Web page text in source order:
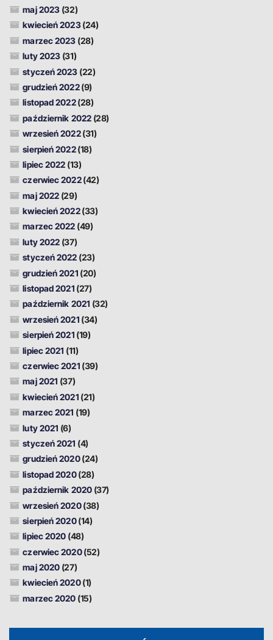
maj 2023 (32)
kwiecień 2023(24)
marzec 2023 (28)
luty 2023 (31)
styczeń 2023 (22)
grudzień 2022(9)
listopad 2022(28)
październik 2022(28)
wrzesień 2022(31)
sierpień 2022(18)
lipiec 2022 (13)
czerwiec 2022(42)
maj 2022 (29)
kwiecień 2022(33)
marzec 2022 (49)
luty 2022 (37)
styczeń 2022 (23)
grudzień 2021 (20)
listopad 2021 (27)
październik 2021 (32)
wrzesień 2021 (34)
sierpień 2021 (19)
lipiec 2021 (11)
czerwiec 2021 (39)
maj 2021 (37)
kwiecień 2021 (21)
marzec 2021 (19)
luty 2021 (6)
styczeń 2021 (4)
grudzień 2020(24)
listopad 2020(28)
październik 2020(37)
wrzesień 2020(38)
sierpień 2020(14)
lipiec 2020 (48)
czerwiec 2020(52)
maj 2020 (27)
kwiecień 2020(1)
marzec 2020 (15)